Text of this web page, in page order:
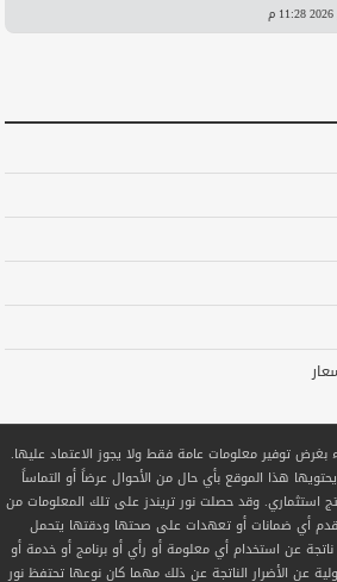
توفير معلومات عامة فقط ولا يجوز الاعتماد عليها.
هذا الموقع بأي حال من الأحوال عرضاً أو التماساً
استثماري. وقد حصلت نور تريندز على تلك المعلومات من
أي ضمانات أو تعهدات على صحتها ودقتها يتحمل
عن استخدام أي معلومة أو رأي أو برنامج أو خدمة أو
عن الأضرار الناتجة عن ذلك مهما كان نوعها تحتفظ نور